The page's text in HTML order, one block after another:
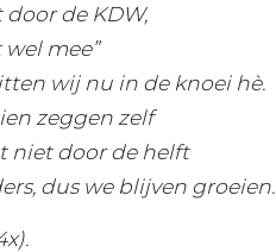
de KDW,
wel mee”
wij nu in de knoei hè.
zeggen zelf
niet door de helft
dus we blijven groeien.